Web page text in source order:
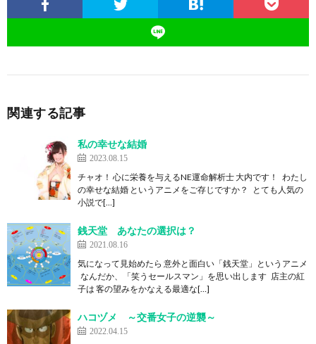
関連する記事
私の幸せな結婚
2023.08.15
チャオ！ 心に栄養を与えるNE運命解析士 大内です！ わたし
の幸せな結婚 というアニメをご存じですか？ とても人気の
小説で[…]
銭天堂 あなたの選択は？
2021.08.16
気になって見始めたら 意外と面白い「銭天堂」というアニメ
なんだか、「笑うセールスマン」を思い出します 店主の紅
子は 客の望みをかなえる最適な[…]
ハコヅメ ～交番女子の逆襲～
2022.04.15